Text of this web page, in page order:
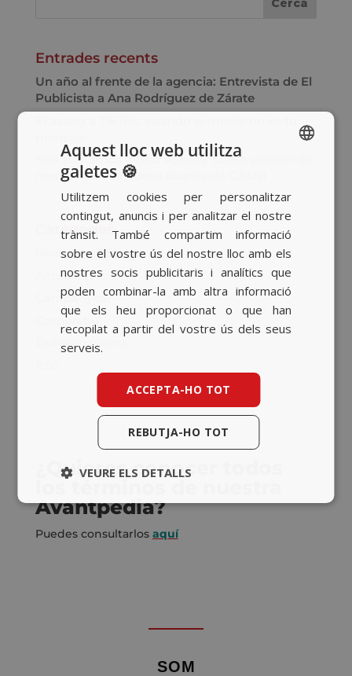
Entrades recents
Un año al frente de la agencia: Entrevista de El
Publicista a Ana Rodríguez de Zárate
Nos sumamos a Bob Agency como partner de
medios para la nueva cuenta de GASIB
Categories
Relacions Públiques
Actualitat
Campanyes
Corporatiu
Esdeveniments
¿Quieres conocer todos
Avantpedia?
Puedes consultarlos aquí
SOM
BASQUE
ENGLISH
Aquest lloc web utilitza
galetes 🍪
Utilitzem cookies per personalitzar
contingut, anuncis i per analitzar el nostre
trànsit. També compartim informació
sobre el vostre ús del nostre lloc amb els
nostres socis publicitaris i analítics que
poden combinar-la amb altra informació
que els heu proporcionat o que han
recopilat a partir del vostre ús dels seus
serveis.
ACCEPTA-HO TOT
REBUTJA-HO TOT
VEURE ELS DETALLS